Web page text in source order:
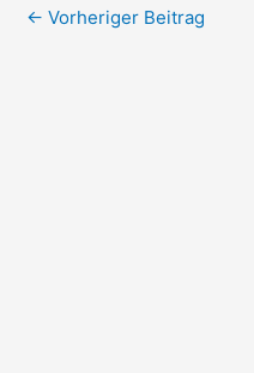
← Vorheriger Beitrag